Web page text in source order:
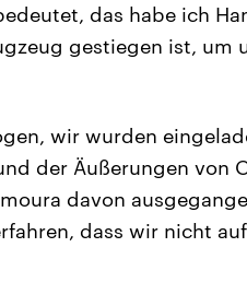
das habe ich
gestiegen ist, um
wir wurden
der Äußerungen von
davon
dass wir nicht